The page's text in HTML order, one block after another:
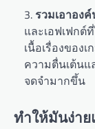
รวมเอาอง
และเอฟเฟกต์
เนื้อเรื่องของ
ความตื่นเต้นแ
จดจำมากขึ้น
ทำให้มันง่า